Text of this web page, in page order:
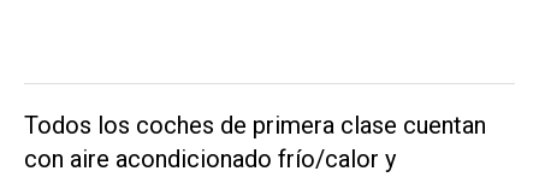
Todos los coches de primera clase cuentan
con aire acondicionado frío/calor y